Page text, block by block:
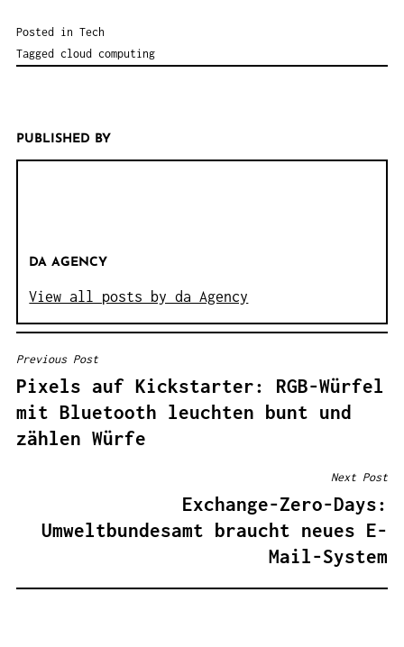
Posted in Tech
Tagged cloud computing
PUBLISHED BY
DA AGENCY
View all posts by da Agency
B
E
I
T
Previous Post
Pixels auf Kickstarter: RGB-Würfel
mit Bluetooth leuchten bunt und
zählen Würfe
Next Post
Exchange-Zero-Days:
Umweltbundesamt braucht neues E-
Mail-System